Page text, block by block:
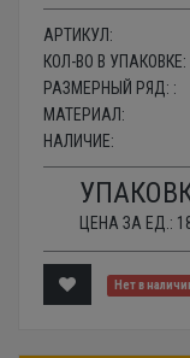
АРТИКУЛ:
КОЛ-ВО В УПАКОВКЕ:
РАЗМЕРНЫЙ РЯД: :
МАТЕРИАЛ:
НАЛИЧИЕ:
ЦЕНА ЗА ЕД.:
Нет в